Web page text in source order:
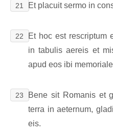
21 Et placuit sermo in
22
Et hoc est rescriptum
in tabulis aereis et
apud eos ibi
23
Bene sit Romanis et
terra in aeternum,
eis.